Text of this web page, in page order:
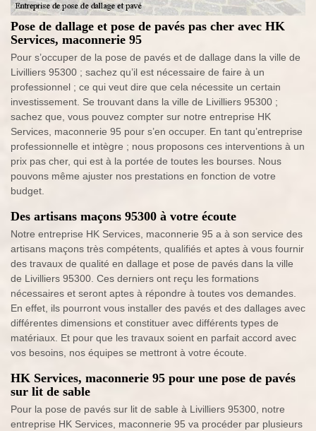
Pose de dallage et pose de pavés pas cher avec HK
Services, maconnerie 95
Pour s’occuper de la pose de pavés et de dallage dans la ville de
Livilliers 95300 ; sachez qu’il est nécessaire de faire à un
professionnel ; ce qui veut dire que cela nécessite un certain
investissement. Se trouvant dans la ville de Livilliers 95300 ;
sachez que, vous pouvez compter sur notre entreprise HK
Services, maconnerie 95 pour s’en occuper. En tant qu’entreprise
professionnelle et intègre ; nous proposons ces interventions à un
prix pas cher, qui est à la portée de toutes les bourses. Nous
pouvons même ajuster nos prestations en fonction de votre
budget.
Des artisans maçons 95300 à votre écoute
Notre entreprise HK Services, maconnerie 95 a à son service des
artisans maçons très compétents, qualifiés et aptes à vous fournir
des travaux de qualité en dallage et pose de pavés dans la ville
de Livilliers 95300. Ces derniers ont reçu les formations
nécessaires et seront aptes à répondre à toutes vos demandes.
En effet, ils pourront vous installer des pavés et des dallages avec
différentes dimensions et constituer avec différents types de
matériaux. Et pour que les travaux soient en parfait accord avec
vos besoins, nos équipes se mettront à votre écoute.
HK Services, maconnerie 95 pour une pose de pavés
sur lit de sable
Pour la pose de pavés sur lit de sable à Livilliers 95300, notre
entreprise HK Services, maconnerie 95 va procéder par plusieurs